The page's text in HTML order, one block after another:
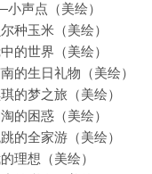
声点（美绘）
种玉米（美绘）
的世界（美绘）
的生日礼物（美绘）
的梦之旅（美绘）
的困惑（美绘）
的全家游（美绘）
理想（美绘）